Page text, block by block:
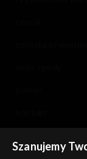
Szanujemy